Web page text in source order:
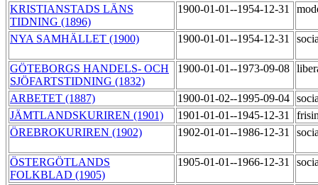
KRISTIANSTADS LÄNS
TIDNING (1896)
1900-01-01--1954-12-31
NYA SAMHÄLLET (1900) 1900-01-01--1954-12-31
GÖTEBORGS HANDELS- OCH
SJÖFARTSTIDNING (1832)
1900-01-01--1973-09-08
ARBETET (1887) 1900-01-02--1995-09-04
JÄMTLANDSKURIREN (1901)
1901-01-01--1945-12-31
ÖREBROKURIREN (1902)
1902-01-01--1986-12-31
ÖSTERGÖTLANDS
FOLKBLAD (1905)
1905-01-01--1966-12-31